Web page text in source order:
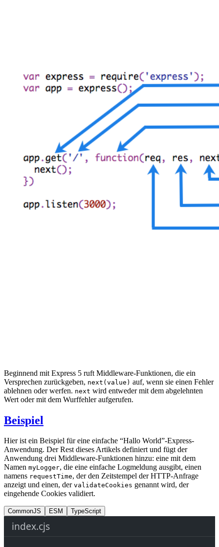
Beginnend mit Express 5 ruft Middleware-Funktionen, die ein
Versprechen zurückgeben, next(value) auf, wenn sie einen Fehler
ablehnen oder werfen. next wird entweder mit dem abgelehnten
Wert oder mit dem Wurffehler aufgerufen.
Beispiel
Hier ist ein Beispiel für eine einfache “Hallo World”-Express-
Anwendung. Der Rest dieses Artikels definiert und fügt der
Anwendung drei Middleware-Funktionen hinzu: eine mit dem
Namen myLogger, die eine einfache Logmeldung ausgibt, einen
namens requestTime, der den Zeitstempel der HTTP-Anfrage
anzeigt und einen, der validateCookies genannt wird, der
eingehende Cookies validiert.
CommonJS ESM TypeScript
index.cjs